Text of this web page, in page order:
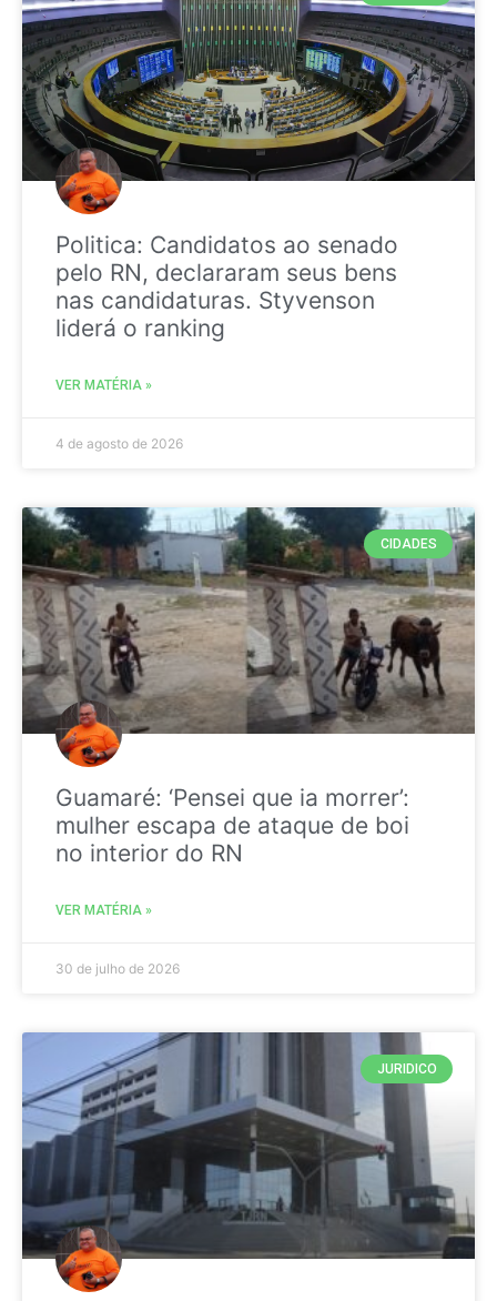
Politica: Candidatos ao senado
pelo RN, declararam seus bens
nas candidaturas. Styvenson
liderá o ranking
VER MATÉRIA »
4 de agosto de 2026
CIDADES
Guamaré: ‘Pensei que ia morrer’:
mulher escapa de ataque de boi
no interior do RN
VER MATÉRIA »
30 de julho de 2026
JURIDICO